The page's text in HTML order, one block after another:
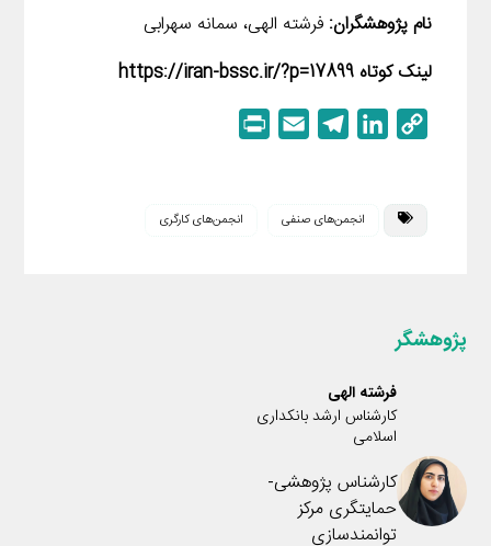
نام پژوهشگران: فرشته الهی، سمانه سهرابی
لینک کوتاه https://iran-bssc.ir/?p=17899
y
L
k
e
T
e
g
i
l
n
t
انجمن‌های صنفی انجمن‌های کارگری
پژوهشگر
فرشته الهی
کارشناس ارشد بانکداری
اسلامی
کارشناس پژوهشی-
حمایتگری مرکز
توانمندسازی